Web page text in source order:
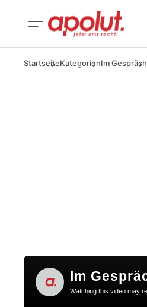
StartseiteKategorienIm Gespräch